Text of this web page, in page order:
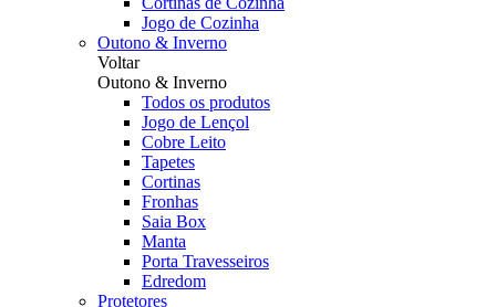
Jogo de Cozinha
Outono & Inverno
Voltar
Outono & Inverno
Todos os produtos
Jogo de Lençol
Cobre Leito
Tapetes
Cortinas
Fronhas
Saia Box
Manta
Porta Travesseiros
Edredom
Protetores